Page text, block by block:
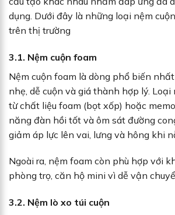
dụng. Dưới đây là những loại nệm
trên thị trường
3.1. Nệm cuộn foam
Nệm cuộn foam là dòng phổ biến
nhẹ, dễ cuộn và giá thành hợp lý. Loại
từ chất liệu foam (bọt xốp) hoặc
năng đàn hồi tốt và ôm sát đường
giảm áp lực lên vai, lưng và hông khi
Ngoài ra, nệm foam còn phù hợp với
phòng trọ, căn hộ mini vì dễ vận
3.2. Nệm lò xo túi cuộn